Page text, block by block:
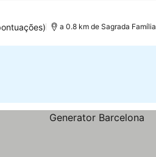
a 0.8 km de Sagrada Família